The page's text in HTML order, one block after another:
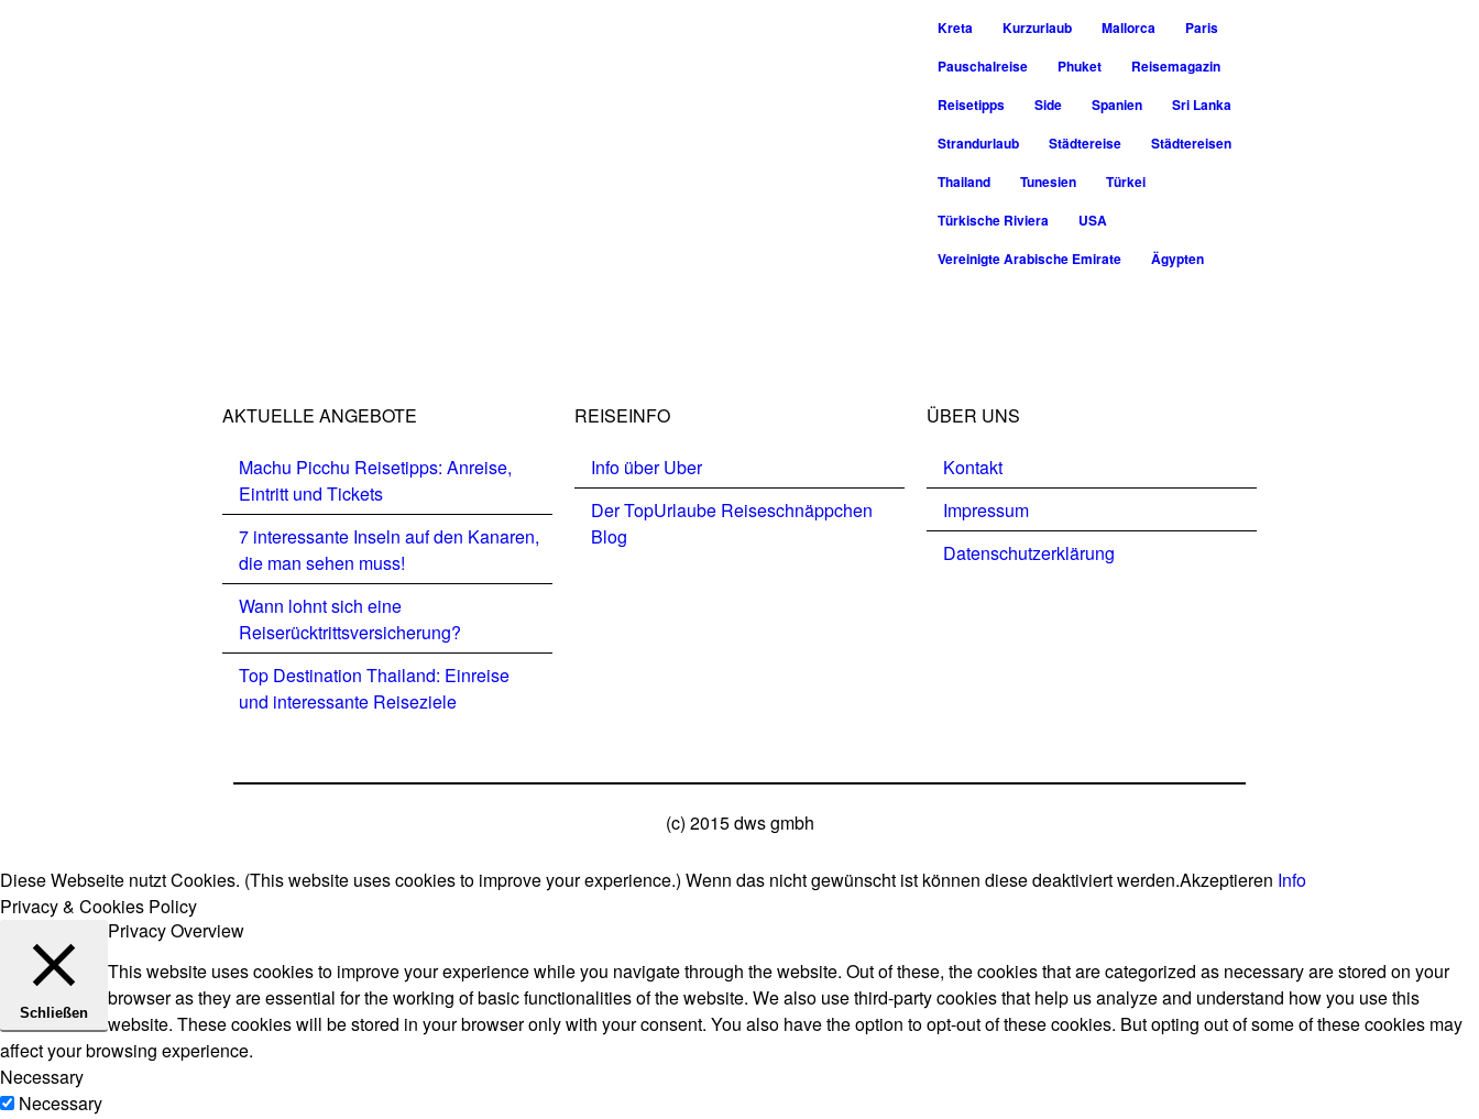
Kreta
Kurzurlaub Mallorca
Paris
Pauschalreise
Phuket
Reisemagazin
Reisetipps
Side Spanien
Sri Lanka
Strandurlaub
Städtereise
Städtereisen
Thailand
Tunesien
Türkei
Türkische Riviera
USA
Vereinigte Arabische Emirate
Ägypten
AKTUELLE ANGEBOTE
Machu Picchu Reisetipps: Anreise,
Eintritt und Tickets
7 interessante Inseln auf den Kanaren,
die man sehen muss!
Wann lohnt sich eine
Reiserücktrittsversicherung?
Top Destination Thailand: Einreise
und interessante Reiseziele
REISEINFO
Info über Uber
Der TopUrlaube Reiseschnäppchen
Blog
ÜBER UNS
Kontakt
Impressum
Datenschutzerklärung
(c) 2015 dws gmbh
Diese Webseite nutzt Cookies. (This website uses cookies to improve your experience.) Wenn das nicht gewünscht ist können diese deaktiviert werden.Akzeptieren Info
Privacy & Cookies Policy
Schließen
Privacy Overview
This website uses cookies to improve your experience while you navigate through the website. Out of these, the cookies that are categorized as necessary are stored on your
browser as they are essential for the working of basic functionalities of the website. We also use third-party cookies that help us analyze and understand how you use this
website. These cookies will be stored in your browser only with your consent. You also have the option to opt-out of these cookies. But opting out of some of these cookies may
affect your browsing experience.
Necessary
Necessary